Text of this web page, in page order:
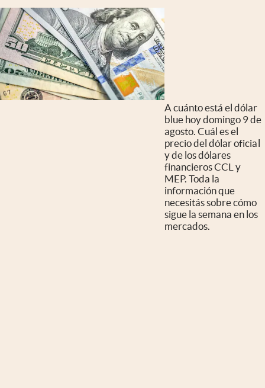
A cuánto está el dólar
blue hoy domingo 9 de
agosto. Cuál es el
precio del dólar oficial
y de los dólares
financieros CCL y
MEP. Toda la
información que
necesitás sobre cómo
sigue la semana en los
mercados.